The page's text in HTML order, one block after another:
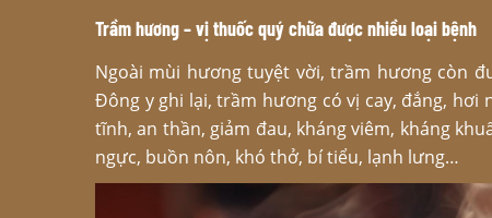
Trầm hương – vị thuốc quý chữa được nhiều loại bệnh
Ngoài mùi hương tuyệt vời, trầm hương còn
Đông y ghi lại, trầm hương có vị cay, đắng,
tĩnh, an thần, giảm đau, kháng viêm, kháng
ngực, buồn nôn, khó thở, bí tiểu, lạnh lưng…